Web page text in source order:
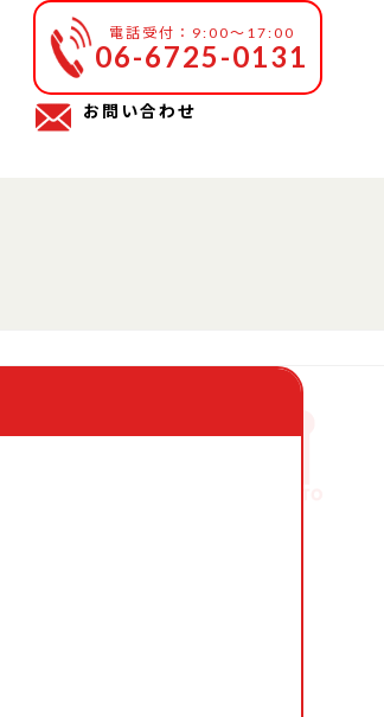
電話受付：9:00～17:00
06-6725-0131
お問い合わせ